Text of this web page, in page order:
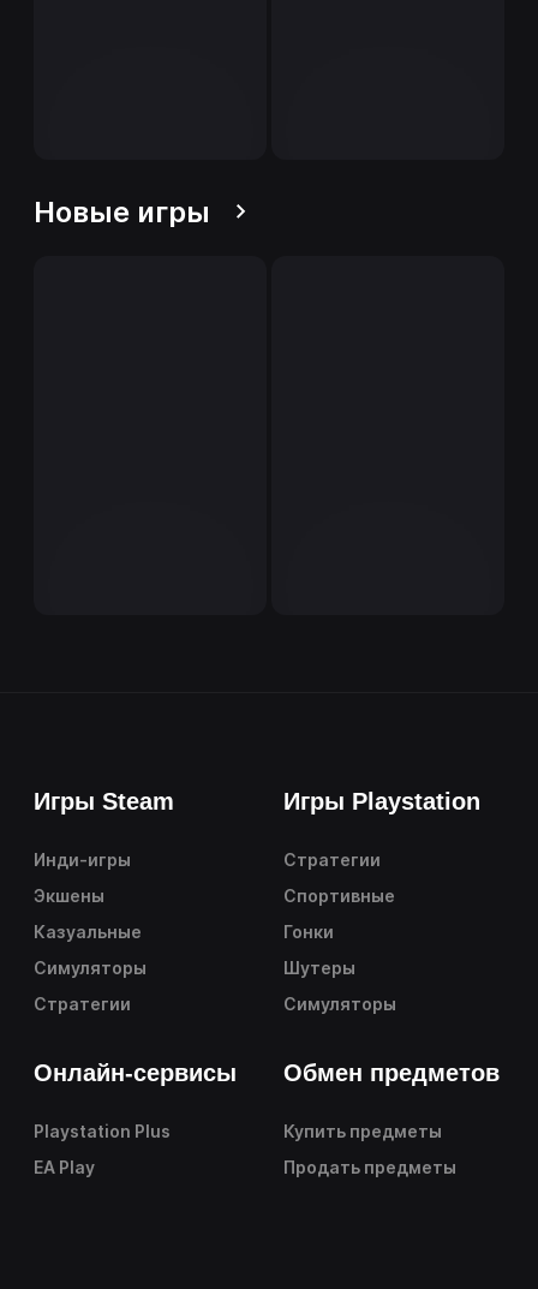
Новые игры
Игры Steam
Инди-игры
Экшены
Казуальные
Симуляторы
Стратегии
Игры Playstation
Стратегии
Спортивные
Гонки
Шутеры
Симуляторы
Онлайн-сервисы
Playstation Plus
EA Play
Обмен предметов
Купить предметы
Продать предметы